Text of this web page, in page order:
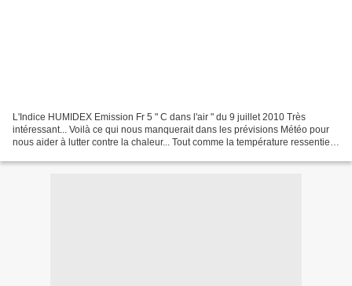
L'Indice HUMIDEX Emission Fr 5 " C dans l'air " du 9 juillet 2010 Très
intéressant... Voilà ce qui nous manquerait dans les prévisions Météo pour
nous aider à lutter contre la chaleur... Tout comme la température ressentie